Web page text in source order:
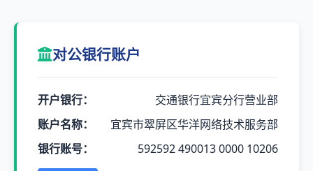
对公银行账户
开户银行：
交通银行宜宾分行营业部
账户名称：
宜宾市翠屏区华洋网络技术服务部
银行账号：
592592 490013 0000 10206